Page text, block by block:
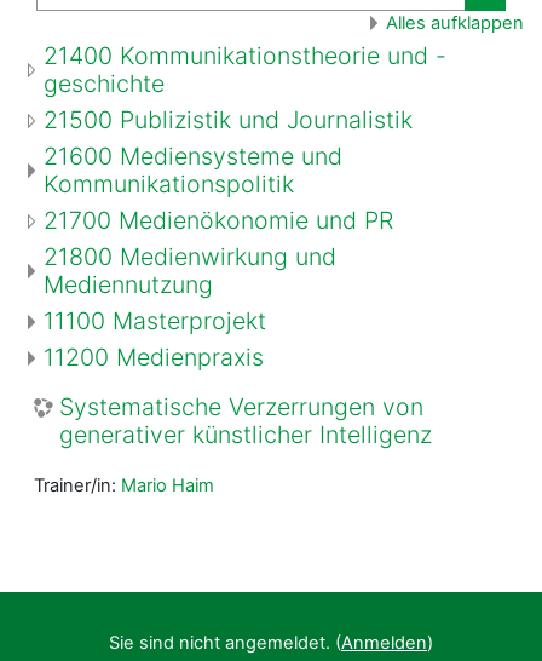
Kurse
Alles aufklappen
21400 Kommunikationstheorie und -
geschichte
21500 Publizistik und Journalistik
21600 Mediensysteme und
Kommunikationspolitik
21700 Medienökonomie und PR
21800 Medienwirkung und
Mediennutzung
11100 Masterprojekt
11200 Medienpraxis
Systematische Verzerrungen von
generativer künstlicher Intelligenz
Trainer/in: Mario Haim
Sie sind nicht angemeldet. (Anmelden)